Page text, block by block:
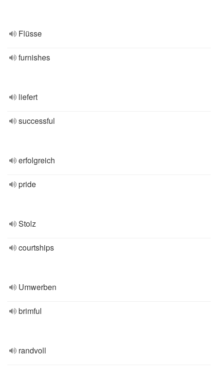
Flüsse
furnishes
liefert
successful
erfolgreich
pride
Stolz
courtships
Umwerben
brimful
randvoll